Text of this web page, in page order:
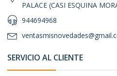
PALACE (CASI ESQUINA
944694968
SERVICIO AL CLIENTE